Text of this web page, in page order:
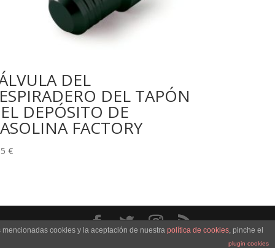
DEL
DEL TAPÓN
DEPÓSITO DE
FACTORY
€
cookies y la aceptación de nuestra política de cookies, pinche el
plugin cookies